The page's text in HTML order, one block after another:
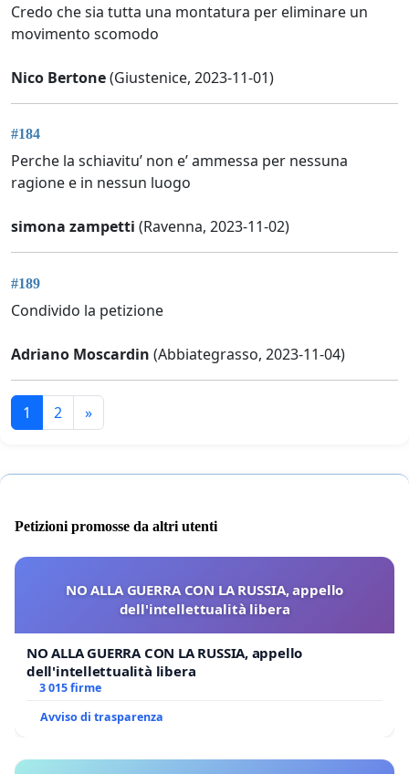
Credo che sia tutta una montatura per eliminare un
movimento scomodo
Nico Bertone(Giustenice, 2023-11-01)
#184
Perche la schiavitu’ non e’ ammessa per nessuna
ragione e in nessun luogo
simona zampetti (Ravenna, 2023-11-02)
#189
Condivido la petizione
Adriano Moscardin (Abbiategrasso, 2023-11-04)
1 2 »
Petizioni promosse da altri utenti
NO ALLA GUERRA CON LA RUSSIA, appello
dell'intellettualità libera
NO ALLA GUERRA CON LA RUSSIA, appello
dell'intellettualità libera
3 015 firme
Avviso di trasparenza